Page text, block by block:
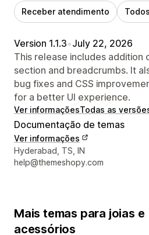
Receber atendimento
Version 1.1.3•July 22, 2026
This release includes addition
section and breadcrumbs. It
bug fixes and CSS
for a better UI experience.
Ver informaçõesTodas as
Documentação de temas
Ver informações
Informações de contato do
Hyderabad, TS, IN
help@themeshopy.com
Mais temas para joias e
acessórios